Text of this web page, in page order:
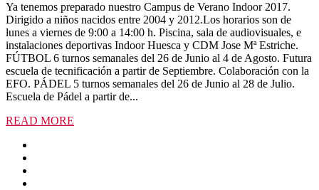
Ya tenemos preparado nuestro Campus de Verano Indoor 2017.
Dirigido a niños nacidos entre 2004 y 2012.Los horarios son de
lunes a viernes de 9:00 a 14:00 h. Piscina, sala de audiovisuales, e
instalaciones deportivas Indoor Huesca y CDM Jose Mª Estriche.
FÚTBOL 6 turnos semanales del 26 de Junio al 4 de Agosto. Futura
escuela de tecnificación a partir de Septiembre. Colaboración con la
EFO. PÁDEL 5 turnos semanales del 26 de Junio al 28 de Julio.
Escuela de Pádel a partir de...
READ MORE